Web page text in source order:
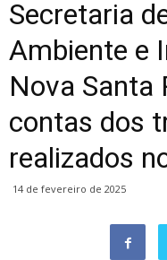
Secretaria
Ambiente e
Nova Santa
contas dos
realizados
14 de fevereiro de 2025